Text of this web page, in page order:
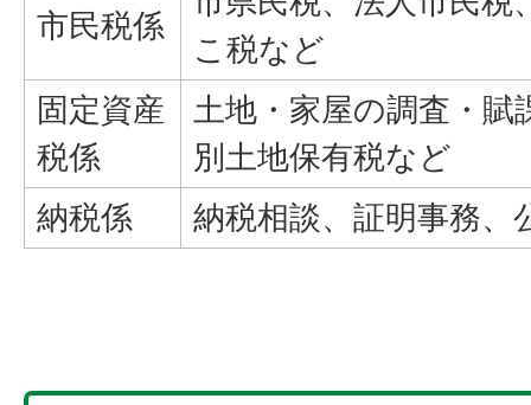
市民税係
こ税など
固定資産
税係
土地・家屋の調査・賦
別土地保有税など
納税係
納税相談、証明事務、